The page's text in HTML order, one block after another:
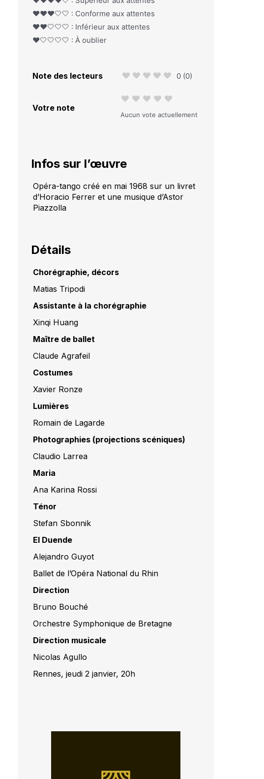
❤️❤️❤️🤍🤍 : Conforme aux attentes
❤️❤️🤍🤍🤍 : Inférieur aux attentes
❤️🤍🤍🤍🤍 : À oublier
Note des lecteurs 0 (0)
Votre note
Aucun vote actuellement
Infos sur l’œuvre
Opéra-tango créé en mai 1968 sur un livret
d’Horacio Ferrer et une musique d’Astor
Piazzolla
Détails
Chorégraphie, décors
Matias Tripodi
Assistante à la chorégraphie
Xinqi Huang
Maître de ballet
Claude Agrafeil
Costumes
Xavier Ronze
Lumières
Romain de Lagarde
Photographies (projections scéniques)
Claudio Larrea
Maria
Ana Karina Rossi
Ténor
Stefan Sbonnik
El Duende
Alejandro Guyot
Ballet de l’Opéra National du Rhin
Direction
Bruno Bouché
Orchestre Symphonique de Bretagne
Direction musicale
Nicolas Agullo
Rennes, jeudi 2 janvier, 20h